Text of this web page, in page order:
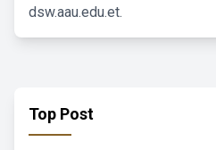
dsw.aau.edu.et.
Top Post